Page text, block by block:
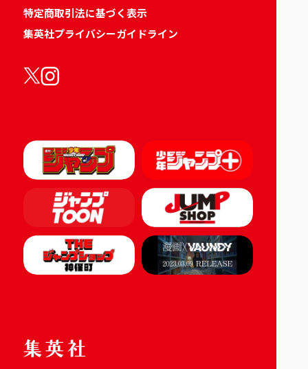
特定商取引法に基づく表示
集英社プライバシーガイドライン